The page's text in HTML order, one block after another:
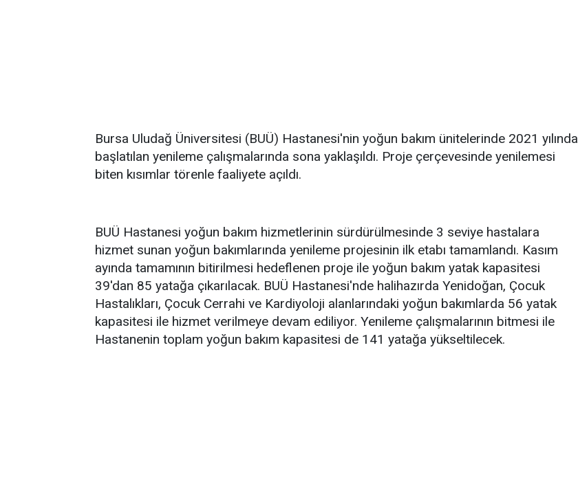
Bursa Uludağ Üniversitesi (BUÜ) Hastanesi'nin yoğun bakım ünitelerinde 2021 yılında
başlatılan yenileme çalışmalarında sona yaklaşıldı. Proje çerçevesinde yenilemesi
biten kısımlar törenle faaliyete açıldı.
BUÜ Hastanesi yoğun bakım hizmetlerinin sürdürülmesinde 3 seviye hastalara
hizmet sunan yoğun bakımlarında yenileme projesinin ilk etabı tamamlandı. Kasım
ayında tamamının bitirilmesi hedeflenen proje ile yoğun bakım yatak kapasitesi
39'dan 85 yatağa çıkarılacak. BUÜ Hastanesi'nde halihazırda Yenidoğan, Çocuk
Hastalıkları, Çocuk Cerrahi ve Kardiyoloji alanlarındaki yoğun bakımlarda 56 yatak
kapasitesi ile hizmet verilmeye devam ediliyor. Yenileme çalışmalarının bitmesi ile
Hastanenin toplam yoğun bakım kapasitesi de 141 yatağa yükseltilecek.